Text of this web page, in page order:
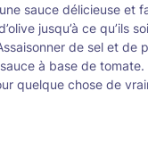
sauce délicieuse et
jusqu’à ce qu’ils
de sel et de
à base de
quelque chose de